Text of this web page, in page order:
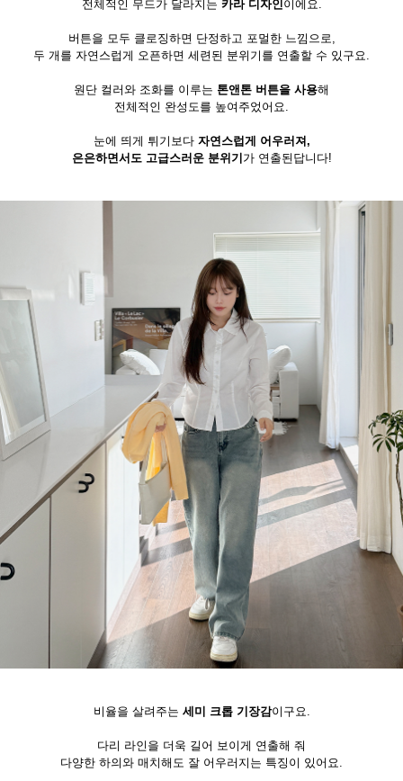
전체적인 무드가 달라지는 카라 디자인이에요.
버튼을 모두 클로징하면 단정하고 포멀한 느낌으로,
두 개를 자연스럽게 오픈하면 세련된 분위기를 연출할 수 있구요.
원단 컬러와 조화를 이루는 톤앤톤 버튼을 사용해
전체적인 완성도를 높여주었어요.
눈에 띄게 튀기보다 자연스럽게 어우러져,
은은하면서도 고급스러운 분위기 가 연출된답니다!
비율을 살려주는 세미 크롭 기장감이구요.
다리 라인을 더욱 길어 보이게 연출해 줘
다양한 하의와 매치해도 잘 어우러지는 특징이 있어요.